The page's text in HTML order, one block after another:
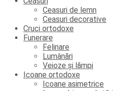
Ceasuri de lemn
Ceasuri decorative
Cruci ortodoxe
Funerare
Felinare
Lumânări
Veioze și lămpi
Icoane ortodoxe
Icoane asimetrice